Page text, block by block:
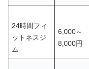
24時間フィ
ットネスジ
ム
6,000～
8,000円